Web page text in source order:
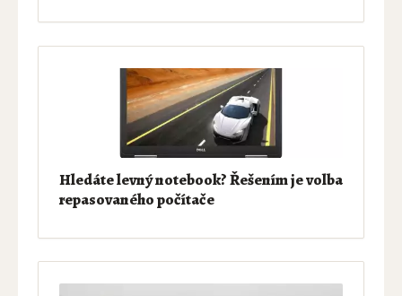
Hledáte levný notebook? Řešením je volba
repasovaného počítače